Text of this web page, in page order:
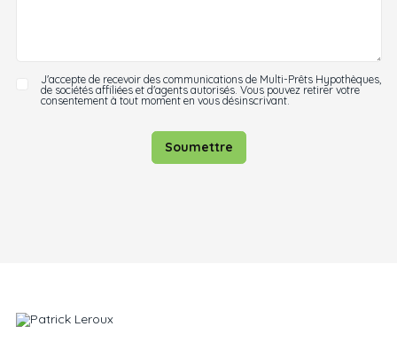
J'accepte de recevoir des communications de Multi-Prêts Hypothèques,
de sociétés affiliées et d'agents autorisés. Vous pouvez retirer votre
consentement à tout moment en vous désinscrivant.
Soumettre